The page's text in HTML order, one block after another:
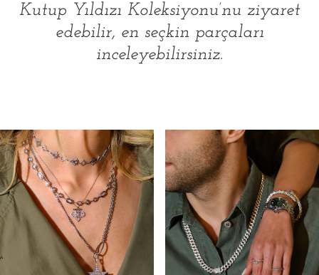
Kutup Yıldızı Koleksiyonu’nu ziyaret
edebilir, en seçkin parçaları
inceleyebilirsiniz.